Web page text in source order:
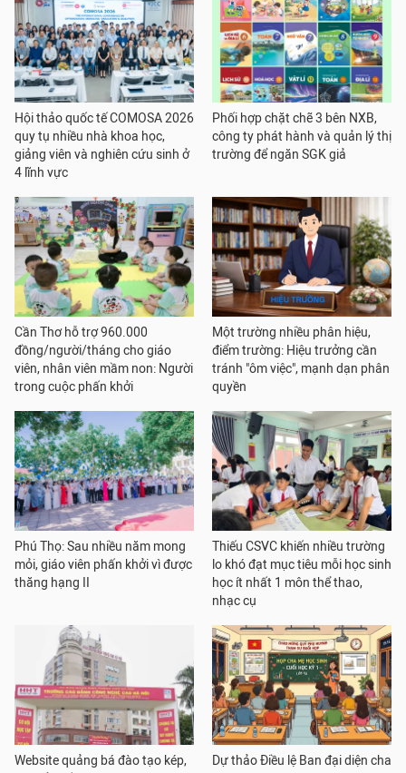
Hội thảo quốc tế COMOSA 2026
quy tụ nhiều nhà khoa học,
giảng viên và nghiên cứu sinh ở
4 lĩnh vực
Phối hợp chặt chẽ 3 bên NXB,
công ty phát hành và quản lý thị
trường để ngăn SGK giả
Cần Thơ hỗ trợ 960.000
đồng/người/tháng cho giáo
viên, nhân viên mầm non: Người
trong cuộc phấn khởi
Một trường nhiều phân hiệu,
điểm trường: Hiệu trưởng cần
tránh "ôm việc", mạnh dạn phân
quyền
Phú Thọ: Sau nhiều năm mong
mỏi, giáo viên phấn khởi vì được
thăng hạng II
Thiếu CSVC khiến nhiều trường
lo khó đạt mục tiêu mỗi học sinh
học ít nhất 1 môn thể thao,
nhạc cụ
Website quảng bá đào tạo kép,
Dự thảo Điều lệ Ban đại diện cha